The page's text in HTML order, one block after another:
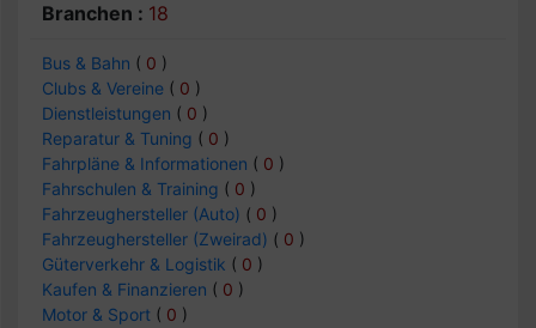
Branchen : 18
Bus & Bahn ( 0 )
Clubs & Vereine ( 0 )
Dienstleistungen ( 0 )
Reparatur & Tuning ( 0 )
Fahrpläne & Informationen ( 0 )
Fahrschulen & Training ( 0 )
Fahrzeughersteller (Auto) ( 0 )
Fahrzeughersteller (Zweirad) ( 0 )
Güterverkehr & Logistik ( 0 )
Kaufen & Finanzieren ( 0 )
Motor & Sport ( 0 )